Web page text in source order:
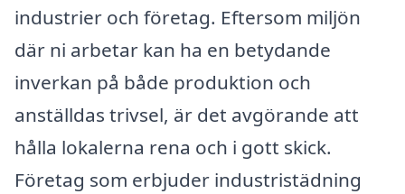
industrier och företag. Eftersom miljön
där ni arbetar kan ha en betydande
inverkan på både produktion och
anställdas trivsel, är det avgörande att
hålla lokalerna rena och i gott skick.
Företag som erbjuder industristädning